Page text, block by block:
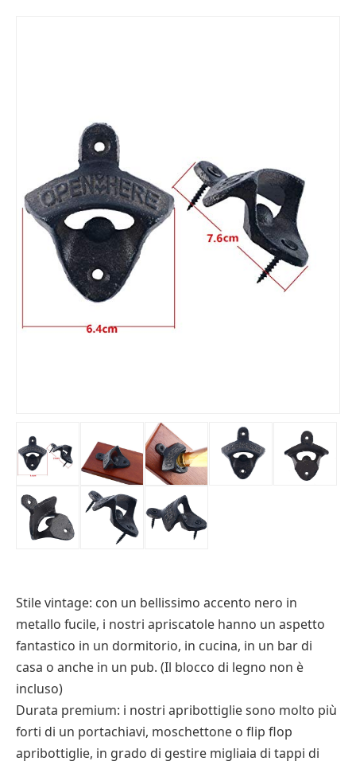
Stile vintage: con un bellissimo accento nero in
metallo fucile, i nostri apriscatole hanno un aspetto
fantastico in un dormitorio, in cucina, in un bar di
casa o anche in un pub. (Il blocco di legno non è
incluso)
Durata premium: i nostri apribottiglie sono molto più
forti di un portachiavi, moschettone o flip flop
apribottiglie, in grado di gestire migliaia di tappi di